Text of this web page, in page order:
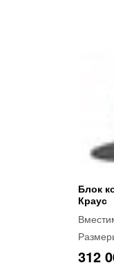
Блок
Краус
312